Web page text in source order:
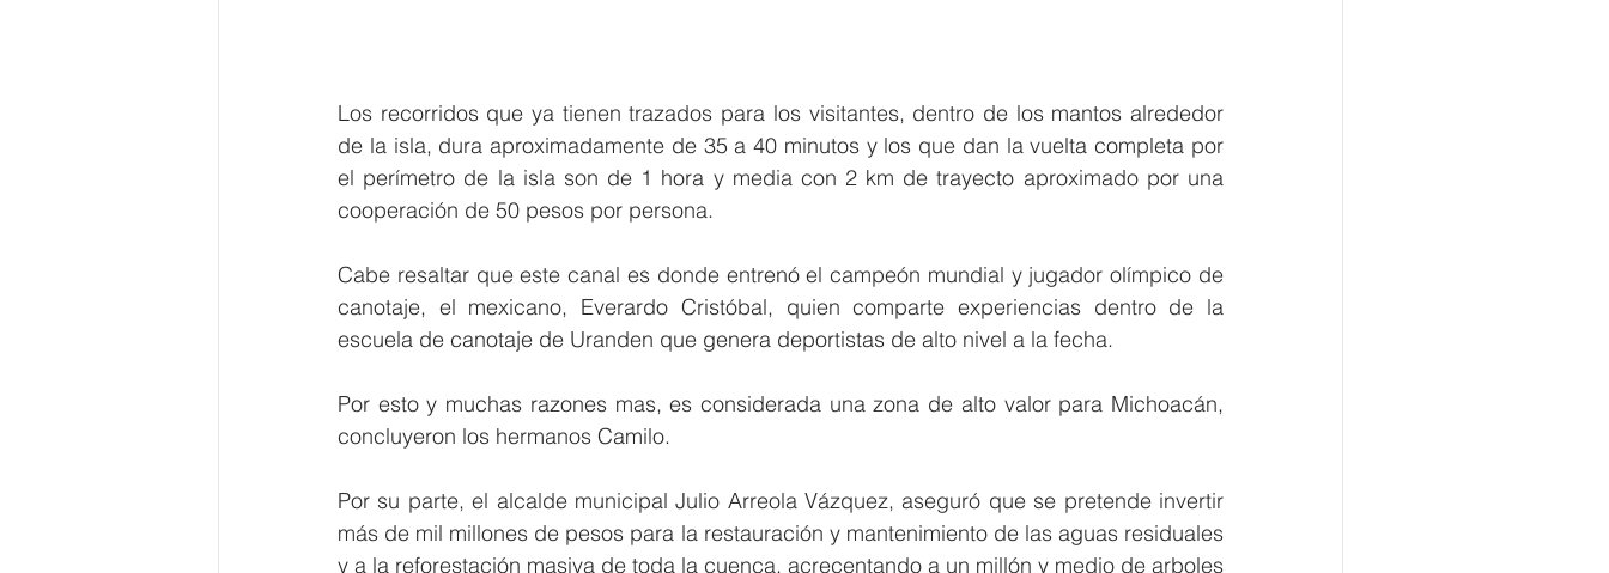
Los recorridos que ya tienen trazados para los visitantes, dentro de los mantos alrededor
de la isla, dura aproximadamente de 35 a 40 minutos y los que dan la vuelta completa por
el perímetro de la isla son de 1 hora y media con 2 km de trayecto aproximado por una
cooperación de 50 pesos por persona.
Cabe resaltar que este canal es donde entrenó el campeón mundial y jugador olímpico de
canotaje, el mexicano, Everardo Cristóbal, quien comparte experiencias dentro de la
escuela de canotaje de Uranden que genera deportistas de alto nivel a la fecha.
Por esto y muchas razones mas, es considerada una zona de alto valor para Michoacán,
concluyeron los hermanos Camilo.
Por su parte, el alcalde municipal Julio Arreola Vázquez, aseguró que se pretende invertir
más de mil millones de pesos para la restauración y mantenimiento de las aguas residuales
y a la reforestación masiva de toda la cuenca, acrecentando a un millón y medio de arboles